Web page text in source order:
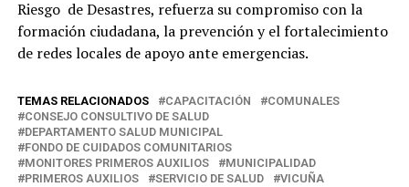
Riesgo de Desastres, refuerza su compromiso con la
formación ciudadana, la prevención y el fortalecimiento
de redes locales de apoyo ante emergencias.
TEMAS RELACIONADOS CAPACITACIÓN
COMUNALES
CONSEJO CONSULTIVO DE SALUD
DEPARTAMENTO SALUD MUNICIPAL
FONDO DE CUIDADOS COMUNITARIOS
MONITORES PRIMEROS AUXILIOS
MUNICIPALIDAD
PRIMEROS AUXILIOS
SERVICIO DE SALUD VICUÑA